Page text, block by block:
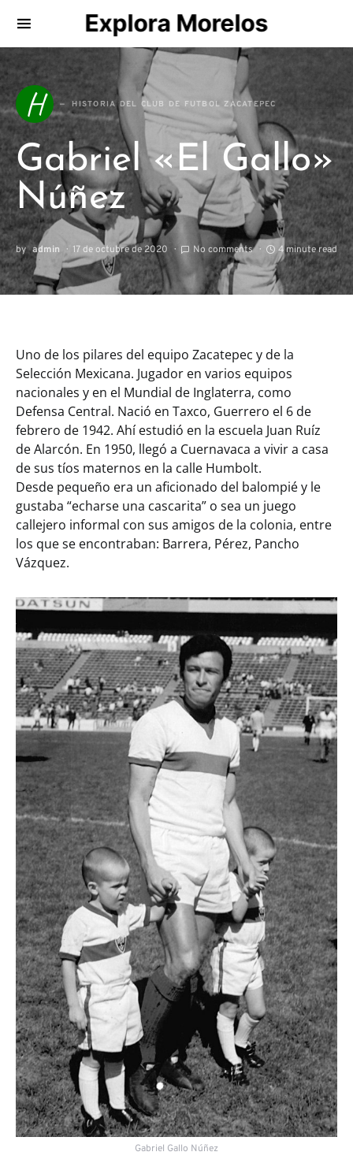
Explora Morelos
Search for:
H HISTORIA DEL CLUB DE FUTBOL ZACATEPEC
Gabriel «El Gallo»
Núñez
by admin 17 de octubre de 2020 No comments 4 minute read
Uno de los pilares del equipo Zacatepec y de la
Selección Mexicana. Jugador en varios equipos
nacionales y en el Mundial de Inglaterra, como
Defensa Central. Nació en Taxco, Guerrero el 6 de
febrero de 1942. Ahí estudió en la escuela Juan Ruíz
de Alarcón. En 1950, llegó a Cuernavaca a vivir a casa
de sus tíos maternos en la calle Humbolt.
Desde pequeño era un aficionado del balompié y le
gustaba “echarse una cascarita” o sea un juego
callejero informal con sus amigos de la colonia, entre
los que se encontraban: Barrera, Pérez, Pancho
Vázquez.
Gabriel Gallo Núñez